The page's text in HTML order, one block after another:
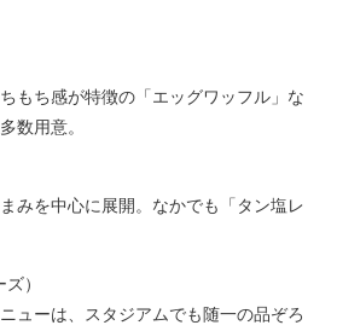
もち感が特徴の「エッグワッフル」な
数用意。
みを中心に展開。なかでも「タン塩レ
）
ューは、スタジアムでも随一の品ぞろ